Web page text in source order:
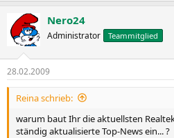
Nero24
Administrator Teammitglied
28.02.2009
Reina schrieb:
warum baut Ihr die aktuellsten
ständig aktualisierte Top-News ein... ?